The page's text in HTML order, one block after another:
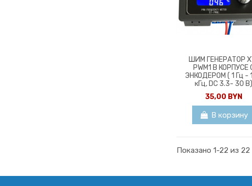
ШИМ ГЕНЕРАТОР
PWM1 В КОРПУСЕ
ЭНКОДЕРОМ ( 1 Гц -
кГц, DC 3.3- 30 В)
35,00 BYN
В корзину
Показано 1-22 из 22